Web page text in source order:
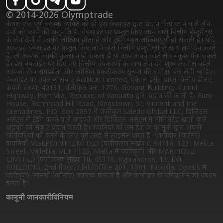
© 2014-2026 Olymptrade
केवल एक पूर्ण वयस्क व्यक्ति को ही इस वेबसाइट द्वारा प्रदान किए जाने वाले लेन-
देनों को करने की अनुमति है। वेबसाइट पर प्रस्तुत किए जाने वाले वित्तीय इंस्ट्रुमेंट्स
के लेन-देनों में काफी जोखिम होता है और ट्रेडिंग बहुत जोखिमपूर्ण हो सकती है। यदि
आप इस वेबसाइट पर प्रस्तुत किए जाने वाले वित्तीय इंस्ट्रुमेंट्स के साथ लेन-देन करते
हैं, तो आपको काफी नुकसान हो सकता है या आप अपने खाते से सबकुछ गंवा सकते
हैं। इस वेबसाइट पर दिए गए वित्तीय उपकरणों के साथ लेन-देन शुरू करने से पहले
आपको सेवा समझौता और जोखिम प्रकटीकरण सूचना की समीक्षा कर लेनी चाहिए।
वेबसाइट पर उपलब्ध सेवाएं Aollikus Limited, एक लाइसेंस प्राप्त वित्तीय डीलर,
कंपनी संख्या: 40131, पंजीकृत पता: 1276, Govant Building, Kumul
Highway, Port Vila, Republic of Vanuatu द्वारा प्रदान की जाती हैं। Euro
House, Richmond Hill Road, Kingstown, St. Vincent and the
Grenadines, P.O. Box 2897 में पंजीकृत Saledo Global LLC, डिजिटल
असेट्स में ट्रेडिंग करने वाले ग्राहकों और डिजिटल असेट्स में नॉमिनेटेड खातों वाले
ग्राहकों को सेवाएं प्रदान करती है। कंपनियों को उस देश के कानूनों द्वारा अपनी
गतिविधियों को करने के लिए पूरी तरह से लाइसेंस प्राप्त हैं। भागीदार (पार्टनर)
कंपनियाँ: VISEPOINT LIMITED (पंजीकरण संख्या C 94716, 123, Melita
Street, Valletta, VLT 1123, Malta में पंजीकृत) और MARTIQUE
LIMITED (पंजीकरण संख्या HE 43318, Kypranoros, 13, EVI
BUILDING, 2nd floor, Flat/Office 201, 1061, Nicosia, Cyprus में
पंजीकृत), सामग्री (कॉन्टेंट) उपलब्ध कराता है और कारोबार के परिचालन का प्रबंधन
करता है।
कानूनी जानकारीविनियम